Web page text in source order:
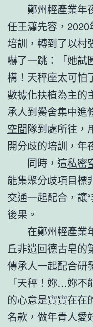
鄭州輕產業年
任王瀟先容，
培訓，轉到了以村
嚇了一跳：「她試
構！天秤座太可怕
數據化扶植為主的
承人到黌舍集中進
空間隊到處所往，
開分歧的培訓，年
同時，這私密
能集聚分歧項目標
交通一起配合，讓
後果。
在鄭州輕產業
丘非遺回德古皂
傳承人一起配合研
「天秤！妳…妳
的心意是實實在在
名款，做年青人愛